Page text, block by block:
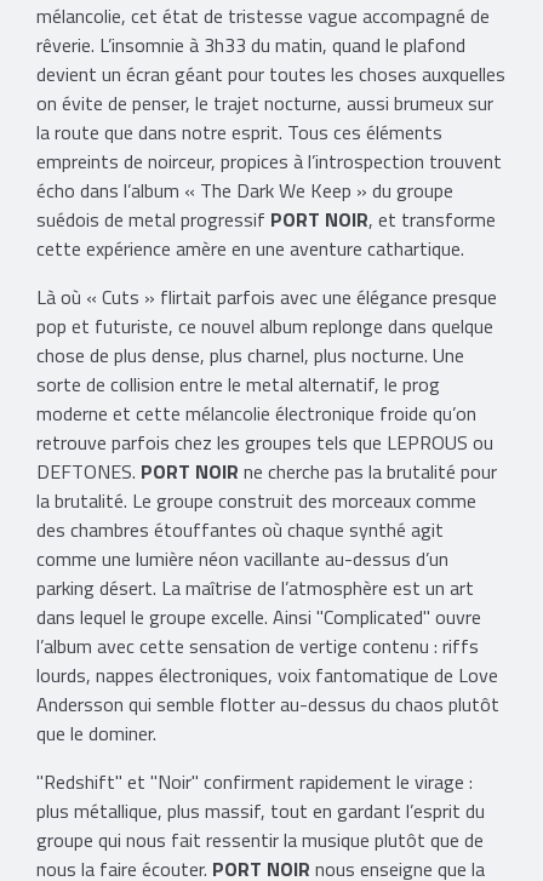
mélancolie, cet état de tristesse vague accompagné de
rêverie. L’insomnie à 3h33 du matin, quand le plafond
devient un écran géant pour toutes les choses auxquelles
on évite de penser, le trajet nocturne, aussi brumeux sur
la route que dans notre esprit. Tous ces éléments
empreints de noirceur, propices à l’introspection trouvent
écho dans l’album « The Dark We Keep » du groupe
suédois de metal progressif PORT NOIR, et transforme
cette expérience amère en une aventure cathartique.
Là où « Cuts » flirtait parfois avec une élégance presque
pop et futuriste, ce nouvel album replonge dans quelque
chose de plus dense, plus charnel, plus nocturne. Une
sorte de collision entre le metal alternatif, le prog
moderne et cette mélancolie électronique froide qu’on
retrouve parfois chez les groupes tels que LEPROUS ou
DEFTONES. PORT NOIR ne cherche pas la brutalité pour
la brutalité. Le groupe construit des morceaux comme
des chambres étouffantes où chaque synthé agit
comme une lumière néon vacillante au-dessus d’un
parking désert. La maîtrise de l’atmosphère est un art
dans lequel le groupe excelle. Ainsi "Complicated" ouvre
l’album avec cette sensation de vertige contenu : riffs
lourds, nappes électroniques, voix fantomatique de Love
Andersson qui semble flotter au-dessus du chaos plutôt
que le dominer.
"Redshift" et "Noir" confirment rapidement le virage :
plus métallique, plus massif, tout en gardant l’esprit du
groupe qui nous fait ressentir la musique plutôt que de
nous la faire écouter. PORT NOIR nous enseigne que la